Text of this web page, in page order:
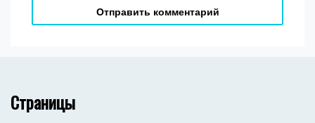
Страницы